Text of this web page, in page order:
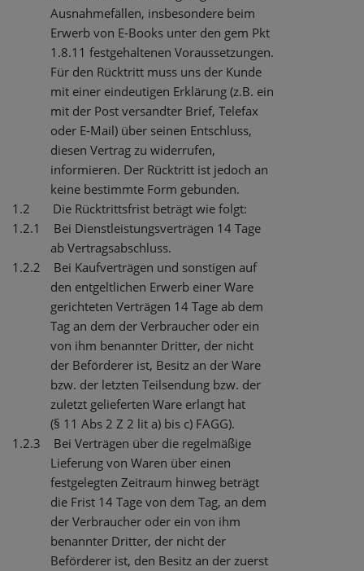
Ausnahmefällen, insbesondere beim
Erwerb von E-Books unter den gem Pkt
1.8.11 festgehaltenen Voraussetzungen.
Für den Rücktritt muss uns der Kunde
mit einer eindeutigen Erklärung (z.B. ein
mit der Post versandter Brief, Telefax
oder E-Mail) über seinen Entschluss,
diesen Vertrag zu widerrufen,
informieren. Der Rücktritt ist jedoch an
keine bestimmte Form gebunden.
1.2
Die Rücktrittsfrist beträgt wie folgt:
1.2.1
Bei Dienstleistungsverträgen 14 Tage
ab Vertragsabschluss.
1.2.2
Bei Kaufverträgen und sonstigen auf
den entgeltlichen Erwerb einer Ware
gerichteten Verträgen 14 Tage ab dem
Tag an dem der Verbraucher oder ein
von ihm benannter Dritter, der nicht
der Beförderer ist, Besitz an der Ware
bzw. der letzten Teilsendung bzw. der
zuletzt gelieferten Ware erlangt hat
(§ 11 Abs 2 Z 2 lit a) bis c) FAGG).
1.2.3
Bei Verträgen über die regelmäßige
Lieferung von Waren über einen
festgelegten Zeitraum hinweg beträgt
die Frist 14 Tage von dem Tag, an dem
der Verbraucher oder ein von ihm
benannter Dritter, der nicht der
Beförderer ist, den Besitz an der zuerst